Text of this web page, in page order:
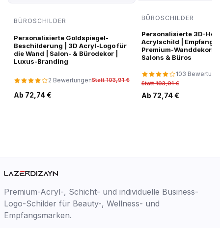
BÜROSCHILDER
Personalisierte Goldspiegel-
Beschilderung | 3D Acryl-Logo für
die Wand | Salon- & Bürodekor |
Luxus-Branding
2 BewertungenStatt 103,91 €
Ab 72,74 €
BÜROSCHILDER
Personalisierte 3D-
Acrylschild |
Premium-
Salons & Büros
103
Statt 103,91 €
Ab 72,74 €
Premium-Acryl-, Schicht- und individuelle Business-
Logo-Schilder für Beauty-, Wellness- und
Empfangsmarken.